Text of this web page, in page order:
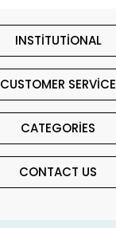
INSTİTUTİONAL
CUSTOMER SERVİCE
CATEGORİES
CONTACT US